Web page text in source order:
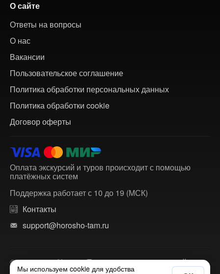
О сайте
Ответы на вопросы
О нас
Вакансии
Пользовательское соглашение
Политика обработки персональных данных
Политика обработки cookie
Договор оферты
Оплата экскурсий и туров происходит с помощью
платёжных систем
Поддержка работает с 10 до 19 (МСК)
Контакты
support@horosho-tam.ru
© 2018-2026 ХорошоТам — агрегатор экскурсий и
многодневных туров по России и зарубежью.
Мы используем cookie для удобства